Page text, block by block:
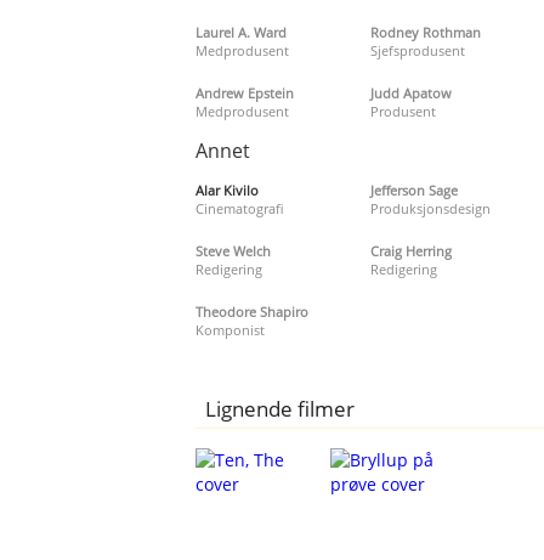
Laurel A. Ward
Medprodusent
Rodney Rothman
Sjefsprodusent
Andrew Epstein
Medprodusent
Judd Apatow
Produsent
Annet
Alar Kivilo
Cinematografi
Jefferson Sage
Produksjonsdesign
Steve Welch
Redigering
Craig Herring
Redigering
Theodore Shapiro
Komponist
Lignende filmer